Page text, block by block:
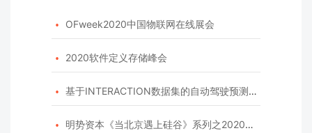
 OFweek2020中国物联网在线展会
 2020软件定义存储峰会
 基于INTERACTION数据集的自动驾驶预测模型挑战赛
 明势资本《当北京遇上硅谷》系列之2020年度开源峰会